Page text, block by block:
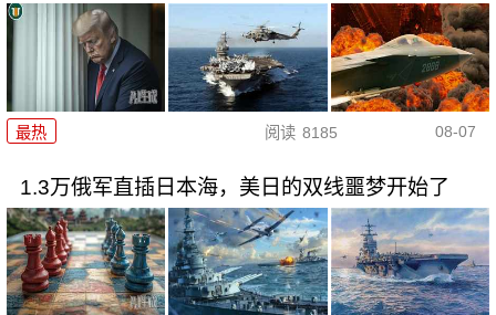
最热 阅读 8185 08-07
1.3万俄军直插日本海，美日的双线噩梦开始了